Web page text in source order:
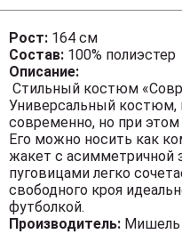
Рост: 164 см
Состав: 100% полиэстер
Описание:
Стильный костюм
Универсальный костюм,
современно, но при
Его можно носить как
жакет с асимметричной
пуговицами легко
свободного кроя
футболкой.
Производитель: Мишель